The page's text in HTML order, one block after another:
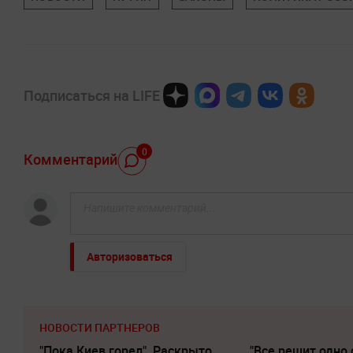
Подписаться на LIFE
Комментарий 0
Авторизоваться
НОВОСТИ ПАРТНЕРОВ